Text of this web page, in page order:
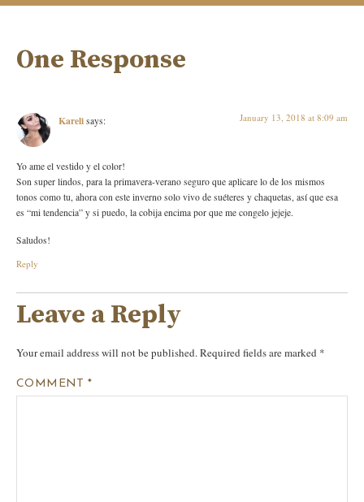
One Response
Kareli says: January 13, 2018 at 8:09 am
Yo ame el vestido y el color!
Son super lindos, para la primavera-verano seguro que aplicare lo de los mismos
tonos como tu, ahora con este inverno solo vivo de suéteres y chaquetas, así que esa
es “mi tendencia” y si puedo, la cobija encima por que me congelo jejeje.
Saludos!
Reply
Leave a Reply
Your email address will not be published.Required fields are marked *
COMMENT*